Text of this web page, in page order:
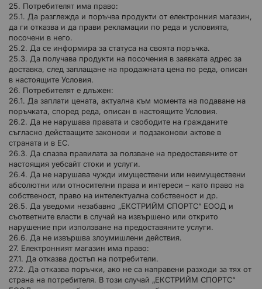
25. Потребителят има право:
25.1. Да разглежда и поръчва продукти от електронния магазин,
да ги отказва и да прави рекламации по реда и условията,
посочени в него.
25.2. Да се информира за статуса на своята поръчка.
25.3. Да получава продукти на посочения в заявката адрес за
доставка, след заплащане на продажната цена по реда, описан
в настоящите Условия.
26. Потребителят е длъжен:
26.1. Да заплати цената, актуална към момента на подаване на
поръчката, според реда, описан в настоящите Условия.
26.2. Да не нарушава правата и свободите на гражданите
съгласно действащите законови и подзаконови актове в
страната и в ЕС.
26.3. Да спазва правилата за ползване на предоставяните от
настоящия уебсайт стоки и услуги.
26.4. Да не нарушава чужди имуществени или неимуществени
абсолютни или относителни права и интереси – като право на
собственост, право на интелектуална собственост и др.
26.5. Да уведоми незабавно „ЕКСТРИЙМ СПОРТС“ ЕООД и
съответните власти в случай на извършено или открито
нарушение при използване на предоставяните услуги.
26.6. Да не извършва злоумишлени действия.
27. Електронният магазин има право:
27.1. Да отказва достъп на потребители.
27.2. Да отказва поръчки, ако не са направени разходи за тях от
страна на потребителя. В този случай „ЕКСТРИЙМ СПОРТС“